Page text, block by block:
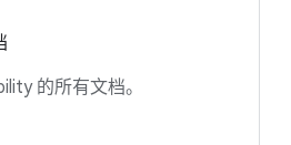
的所有文档。